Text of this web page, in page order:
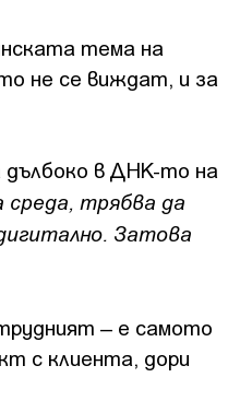
тема на
не се виждат, и за
дълбоко в ДНК-то на
среда, трябва да
Затова
– е самото
с клиента, дори